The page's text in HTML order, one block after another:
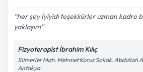
her şey İyiyidi teşekkürler uzman kadro
yaklaşım
Fizyoterapist İbrahim Kılıç
Sümerler Mah. Mehmet Koruz Sokak. Abdullah
Antakya